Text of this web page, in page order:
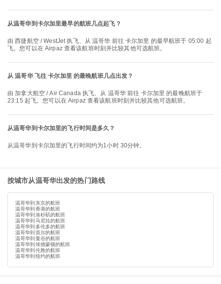
从温哥华到卡尔加里最早的航班几点起飞？
由 西捷航空 / WestJet 执飞、从 温哥华 前往 卡尔加里 的最早航班于 05:00 起
飞。您可以在 Airpaz 查看该航班时刻并比较其他可选航班。
从 温哥华 飞往 卡尔加里 的最晚航班几点出发？
由 加拿大航空 / Air Canada 执飞、从 温哥华 前往 卡尔加里 的最晚航班于
23:15 起飞。您可以在 Airpaz 查看该航班时刻并比较其他可选航班。
从温哥华到卡尔加里的飞行时间是多久？
从温哥华到卡尔加里的飞行时间约为1小时 30分钟。
按城市从温哥华出发的热门路线
温哥华到东京的航班
温哥华到香港的航班
温哥华到洛杉矶的航班
温哥华到马尼拉的航班
温哥华到多伦多的航班
温哥华到首尔的航班
温哥华到曼谷的航班
温哥华到埃德蒙顿的航班
温哥华到伦敦的航班
温哥华到纽约的航班